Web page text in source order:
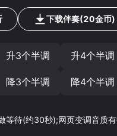
下载伴奏(20金币)
升3个半调 升4个半调
降3个半调 降4个半调
等待(约30秒);网页变调音质